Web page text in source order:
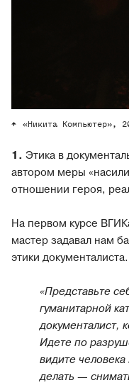
«Никита Компьютер»,
1. Этика в
автором меры
отношении героя,
На первом курсе
мастер задавал нам
этики
«Представьте
гуманитарной
документалист,
Идете по
видите
делать —